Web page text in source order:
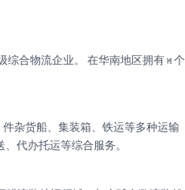
合物流企业。 在华南地区拥有 14 个
杂货船、集装箱、铁运等多种运输
代办托运等综合服务。